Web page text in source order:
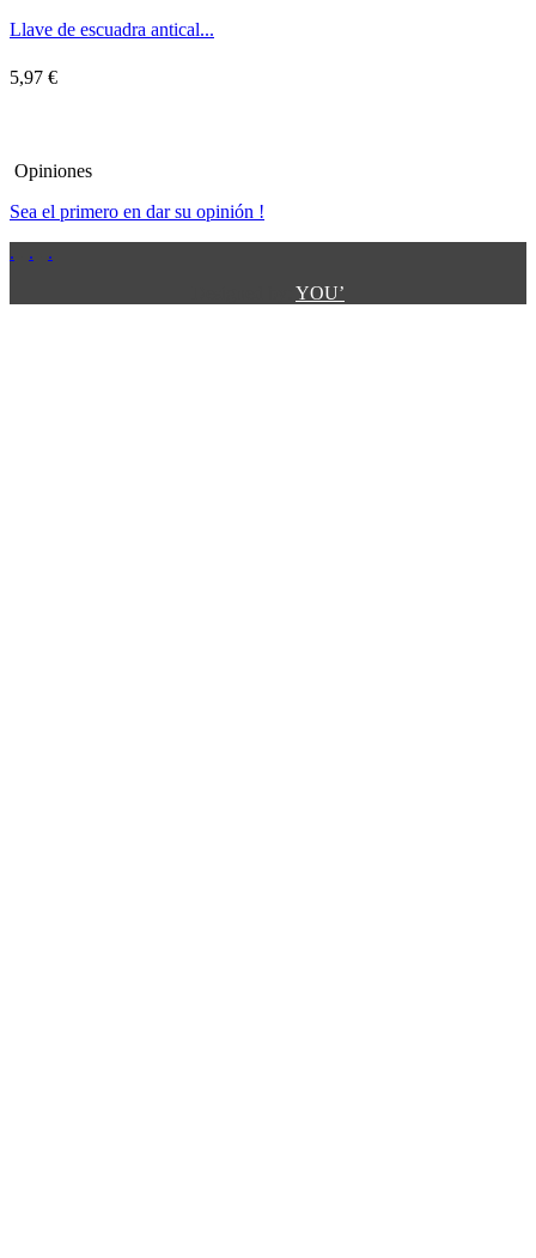
Llave de escuadra antical...
5,97 €
Opiniones
Sea el primero en dar su opinión !
.
.
.
YOU’